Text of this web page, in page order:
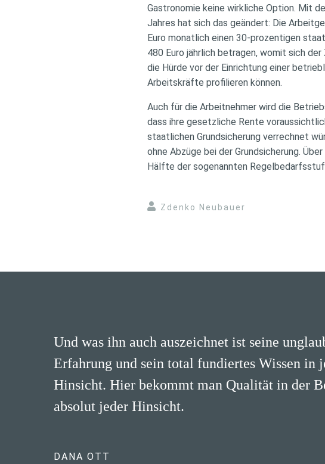
Gastronomie keine wirkliche Option. Mit
Jahres hat sich das geändert: Die
Euro monatlich einen 30-prozentigen
480 Euro jährlich betragen, womit sich
die Hürde vor der Einrichtung einer
Arbeitskräfte profilieren können.
Auch für die Arbeitnehmer wird die
dass ihre gesetzliche Rente
staatlichen Grundsicherung verrechnet
ohne Abzüge bei der Grundsicherung.
Hälfte der sogenannten
Zdenko Neubauer
Und was ihn auch auszeichnet ist seine
Erfahrung und sein total fundiertes Wissen in
Hinsicht. Hier bekommt man Qualität in der
absolut jeder Hinsicht.
DANA OTT